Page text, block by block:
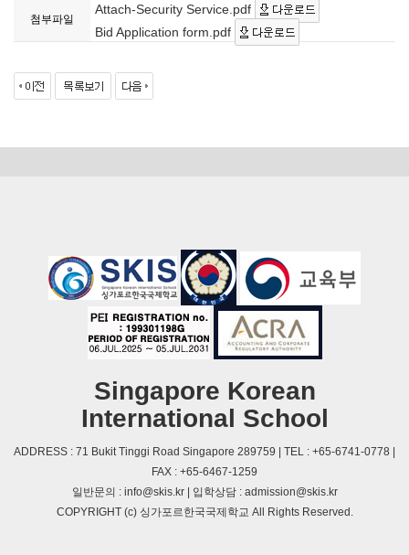
첨부파일
Attach-Security Service.pdf
Bid Application form.pdf
Singapore Korean
International School
ADDRESS : 71 Bukit Tinggi Road Singapore 289759 | TEL : +65-6741-0778 |
FAX : +65-6467-1259
일반문의 : info@skis.kr | 입학상담 : admission@skis.kr
COPYRIGHT (c) 싱가포르한국국제학교 All Rights Reserved.